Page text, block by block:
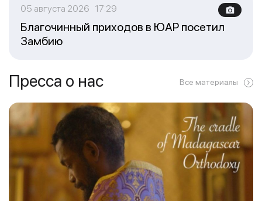
05 августа 2026 17:29
Благочинный приходов в ЮАР посетил
Замбию
Пресса о нас Все материалы